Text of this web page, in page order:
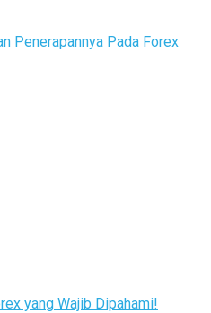
Penerapannya Pada Forex
yang Wajib Dipahami!